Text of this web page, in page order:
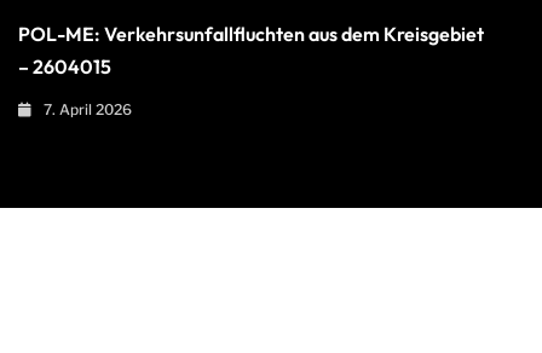
POL-ME: Verkehrsunfallfluchten aus dem Kreisgebiet
– 2604015
7. April 2026